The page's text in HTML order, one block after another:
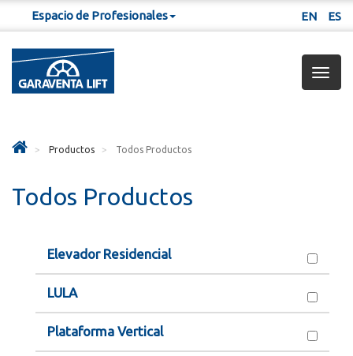
EN ES
Espacio de Profesionales
Productos Todos Productos
Todos Productos
Elevador Residencial
LULA
Plataforma Vertical